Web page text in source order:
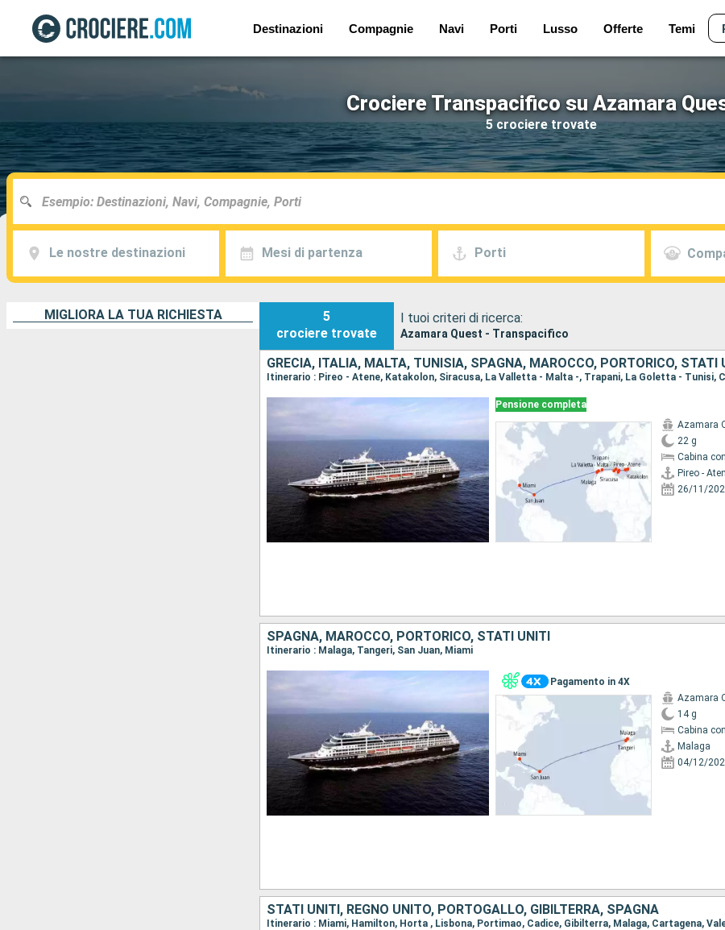
Destinazioni Compagnie Navi Porti Lusso Offerte Temi
Crociere Transpacifico su Azamara
5 crociere trovate
Le nostre destinazioni Mesi di partenza Porti
MIGLIORA LA TUA RICHIESTA
5
crociere trovate
I tuoi criteri di ricerca:
Azamara Quest - Transpacifico
GRECIA, ITALIA, MALTA, TUNISIA, SPAGNA, MAROCCO, PORTORICO, STATI
Pensione completa
Azamara
22 g
Cabina
Pireo -
26/11/
SPAGNA, MAROCCO, PORTORICO, STATI UNITI
Itinerario : Malaga, Tangeri, San Juan, Miami
Pagamento in 4X
Azamara
14 g
Cabina
Malaga
04/12/
STATI UNITI, REGNO UNITO, PORTOGALLO, GIBILTERRA, SPAGNA